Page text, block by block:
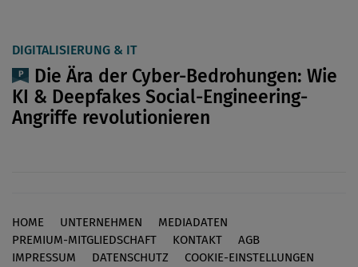
DIGITALISIERUNG & IT
Die Ära der Cyber-Bedrohungen: Wie
KI & Deepfakes Social-Engineering-
Angriffe revolutionieren
Footer
HOME UNTERNEHMEN
MEDIADATEN
PREMIUM-MITGLIEDSCHAFT
KONTAKT
AGB
IMPRESSUM
DATENSCHUTZ COOKIE-EINSTELLUNGEN